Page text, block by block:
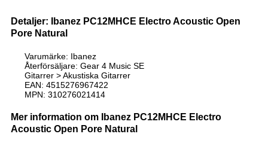
Detaljer: Ibanez PC12MHCE Electro Acoustic Open
Pore Natural
Varumärke: Ibanez
Återförsäljare: Gear 4 Music SE
Gitarrer > Akustiska Gitarrer
EAN: 4515276967422
MPN: 310276021414
Mer information om Ibanez PC12MHCE Electro
Acoustic Open Pore Natural